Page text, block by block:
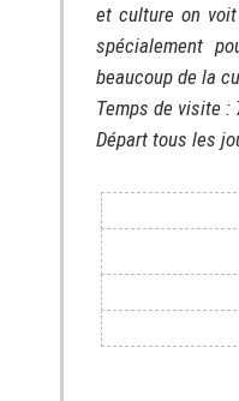
et culture on
spécialement
beaucoup de la
Temps de visite :
Départ tous les